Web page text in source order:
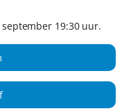
19:30 uur.